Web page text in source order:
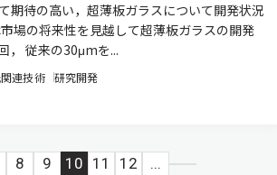
期待の高い，超薄板ガラスについて開発状況
場の将来性を見越して超薄板ガラスの開発
， 従来の30μmを...
連技術 研究開発
8 9 10 11 12 ...